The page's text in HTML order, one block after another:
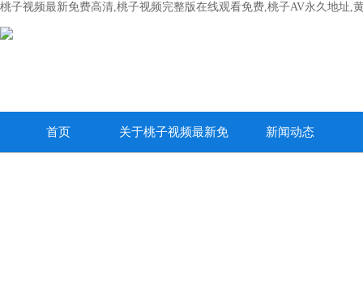
桃子视频最新免费高清,桃子视频完整版在线观看免费,桃子AV永久地址,
首页 关于桃子视频最新免 新闻动态